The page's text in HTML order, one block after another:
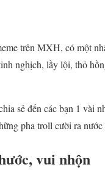
trên MXH, có một
nghịch, lầy lội, thỏ
sẻ đến các bạn 1 vài
pha troll cười ra nước
vui nhộn